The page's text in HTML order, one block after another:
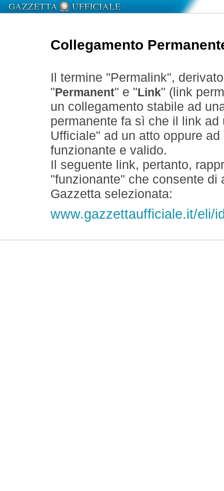
Collegamento
Il termine "Permalink",
" Permanent" e " Link" (link
un collegamento stabile ad
permanente fa sì che il link
Ufficiale" ad un atto oppure
funzionante e valido.
Il seguente link, pertanto,
"funzionante" che consente
Gazzetta selezionata:
www.gazzettaufficiale.it/eli/